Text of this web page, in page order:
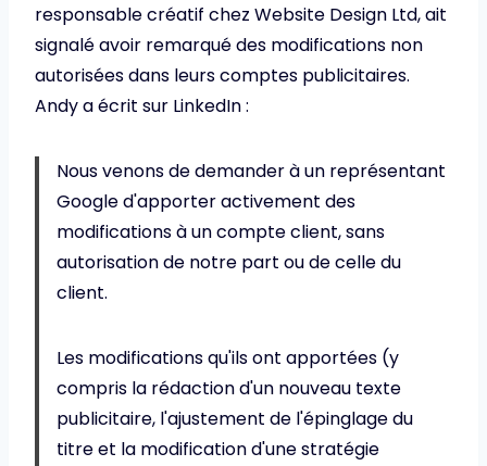
responsable créatif chez Website Design Ltd, ait
signalé avoir remarqué des modifications non
autorisées dans leurs comptes publicitaires.
Andy a écrit sur LinkedIn :
Nous venons de demander à un représentant
Google d'apporter activement des
modifications à un compte client, sans
autorisation de notre part ou de celle du
client.
Les modifications qu'ils ont apportées (y
compris la rédaction d'un nouveau texte
publicitaire, l'ajustement de l'épinglage du
titre et la modification d'une stratégie